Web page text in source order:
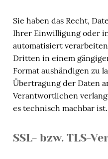
Sie haben das Recht,
Ihrer Einwilligung oder
automatisiert
Dritten in einem
Format aushändigen zu
Übertragung der Daten
Verantwortlichen
es technisch machbar ist.
SSL- bzw. TLS-